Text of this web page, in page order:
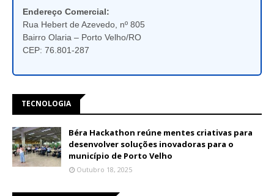
Endereço Comercial:
Rua Hebert de Azevedo, nº 805
Bairro Olaria – Porto Velho/RO
CEP: 76.801-287
TECNOLOGIA
Béra Hackathon reúne mentes criativas para
desenvolver soluções inovadoras para o
município de Porto Velho
Outubro 18, 2025